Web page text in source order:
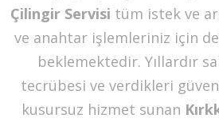
Çilingir Servisi tüm istek ve
ve anahtar işlemleriniz için
beklemektedir. Yıllardır
tecrübesi ve verdikleri
kusursuz hizmet sunan